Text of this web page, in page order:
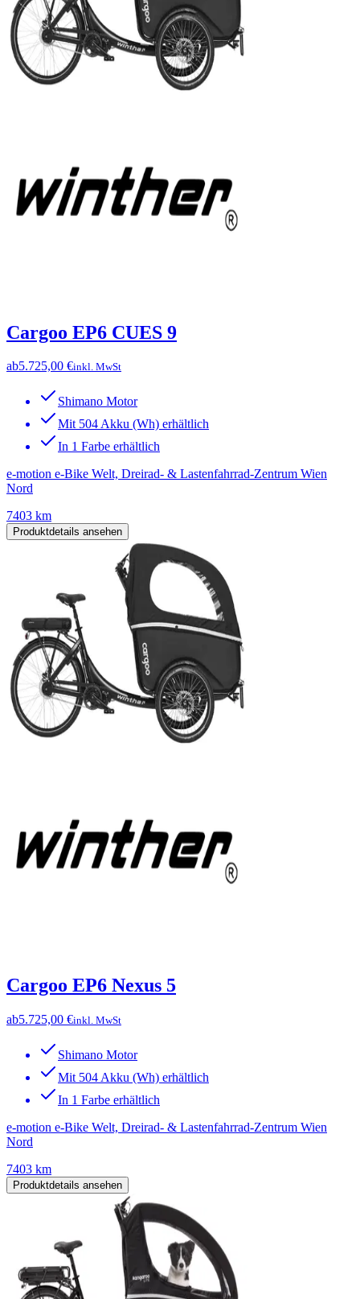
Cargoo EP6 CUES 9
ab5.725,00 €inkl. MwSt
Shimano Motor
Mit 504 Akku (Wh) erhältlich
In 1 Farbe erhältlich
e-motion e-Bike Welt, Dreirad- & Lastenfahrrad-Zentrum Wien
Nord
7403 km
Produktdetails ansehen
Cargoo EP6 Nexus 5
ab5.725,00 €inkl. MwSt
Shimano Motor
Mit 504 Akku (Wh) erhältlich
In 1 Farbe erhältlich
e-motion e-Bike Welt, Dreirad- & Lastenfahrrad-Zentrum Wien
Nord
7403 km
Produktdetails ansehen